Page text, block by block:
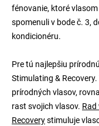
fénovanie, ktoré
spomenuli v bode č. 3,
kondicionéru.
Pre tú najlepšiu
Stimulating &
prírodných vlasov,
rast svojich vlasov.
Recoverystimuluje